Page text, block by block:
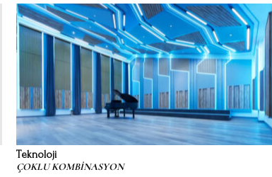
Teknoloji
ÇOKLU KOMBİNASYON